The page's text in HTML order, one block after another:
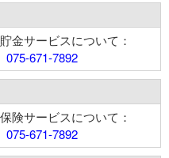
貯金サービスについて：
075-671-7892
保険サービスについて：
075-671-7892